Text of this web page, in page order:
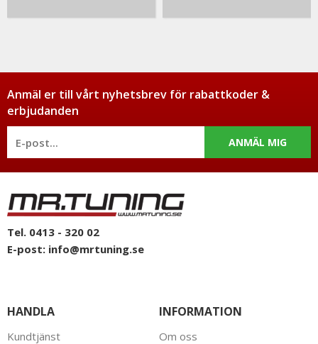
Anmäl er till vårt nyhetsbrev för rabattkoder &
erbjudanden
ANMÄL MIG
Tel. 0413 - 320 02
E-post: info@mrtuning.se
HANDLA
Kundtjänst
INFORMATION
Om oss